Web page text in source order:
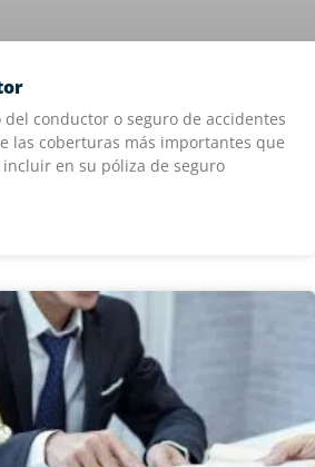
conductor o seguro de accidentes
las coberturas más importantes que
en su póliza de seguro